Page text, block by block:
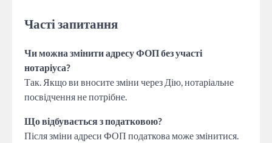
Часті запитання
Чи можна змінити адресу ФОП без участі
нотаріуса?
Так. Якщо ви вносите зміни через Дію, нотаріальне
посвідчення не потрібне.
Що відбувається з податковою?
Після зміни адреси ФОП податкова може змінитися.